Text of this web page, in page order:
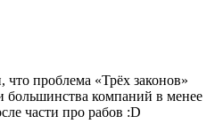
проблема «Трёх законов»
большинства компаний в менее
части про рабов :D